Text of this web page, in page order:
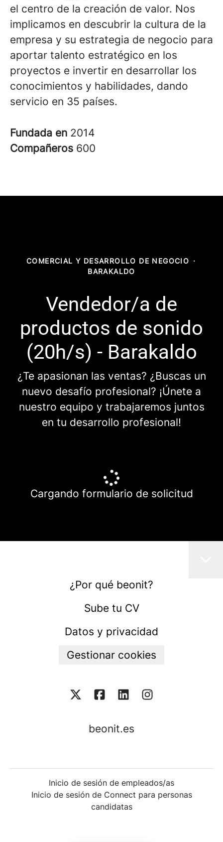
el centro de la creación de valor. Nos
implicamos en descubrir la cultura de la
empresa y su estrategia de negocio para
aportar talento estratégico en los
proyectos e invertir en desarrollar los
conocimientos y habilidades, dando
servicio en 35 países.
Fundada en 2014
Compañeros 600
COMERCIAL Y DESARROLLO DE NEGOCIO ·
BARAKALDO
Vendedor/a de
productos de sonido
(20h/s) - Barakaldo
¿Te apasionan las ventas? ¿Buscas un
nuevo desafío profesional? ¡Únete a
nuestro equipo y trabajaremos juntos
en tu desarrollo profesional!
Cargando formulario de solicitud
¿Por qué beonit?
Sube tu CV
Datos y privacidad
Gestionar cookies
beonit.es
Inicio de sesión de empleados/as
Inicio de sesión de Connect para personas
candidatas